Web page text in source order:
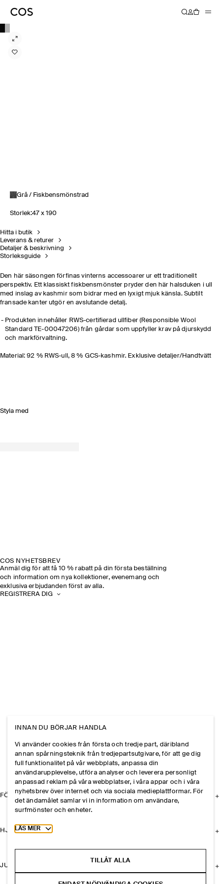
Grå / Fiskbensmönstrad
Storlek:47 x 190
Hitta i butik
Leverans & returer
Detaljer & beskrivning
Storleksguide
Den här säsongen förfinas vinterns accessoarer ur ett traditionellt
perspektiv. Ett klassiskt fiskbensmönster pryder den här halsduken i ull
med inslag av kashmir som bidrar med en lyxigt mjuk känsla. Subtilt
fransade kanter utgör en avslutande detalj.
Produkten innehåller RWS-certifierad ullfiber (Responsible Wool
Standard TE-00047206) från gårdar som uppfyller krav på djurskydd
och markförvaltning.
Material: 92 % RWS-ull, 8 % GCS-kashmir. Exklusive detaljer/Handtvätt
Styla med
COS NYHETSBREV
Anmäl dig för att få 10 % rabatt på din första beställning
och information om nya kollektioner, evenemang och
exklusiva erbjudanden först av alla.
REGISTRERA DIG
FÖRETAGET
HJÄLP
JURIDISK INFORMATION
INNAN DU BÖRJAR HANDLA
Vi använder cookies från första och tredje part, däribland
annan spårningsteknik från tredjepartsutgivare, för att ge dig
full funktionalitet på vår webbplats, anpassa din
användarupplevelse, utföra analyser och leverera personligt
anpassad reklam på våra webbplatser, i våra appar och i våra
nyhetsbrev över internet och via sociala medieplattformar. För
det ändamålet samlar vi in information om användare,
surfmönster och enheter.
Toggle more cookie information
LÄS MER
TILLÅT ALLA